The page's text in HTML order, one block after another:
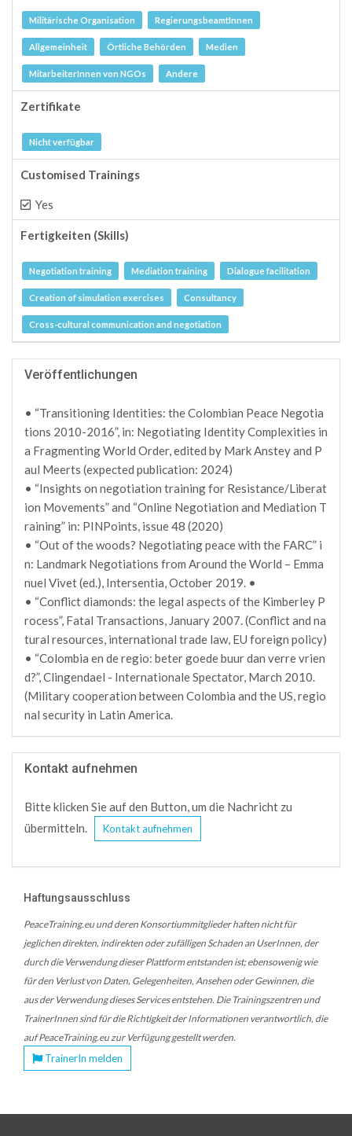
Militärische Organisation RegierungsbeamtInnen
Allgemeinheit Örtliche Behörden Medien
MitarbeiterInnen von NGOs Andere
Zertifikate
Nicht verfügbar
Customised Trainings
Yes
Fertigkeiten (Skills)
Negotiation training Mediation training Dialogue facilitation
Creation of simulation exercises Consultancy
Cross-cultural communication and negotiation
Veröffentlichungen
• “Transitioning Identities: the Colombian Peace Negotia
tions 2010-2016”, in: Negotiating Identity Complexities in
a Fragmenting World Order, edited by Mark Anstey and P
aul Meerts (expected publication: 2024)
• “Insights on negotiation training for Resistance/Liberat
ion Movements” and “Online Negotiation and Mediation T
raining” in: PINPoints, issue 48 (2020)
• “Out of the woods? Negotiating peace with the FARC” i
n: Landmark Negotiations from Around the World – Emma
nuel Vivet (ed.), Intersentia, October 2019. •
• “Conflict diamonds: the legal aspects of the Kimberley P
rocess”, Fatal Transactions, January 2007. (Conflict and na
tural resources, international trade law, EU foreign policy)
• “Colombia en de regio: beter goede buur dan verre vrien
d?”, Clingendael - Internationale Spectator, March 2010.
(Military cooperation between Colombia and the US, regio
nal security in Latin America.
Kontakt aufnehmen
Bitte klicken Sie auf den Button, um die Nachricht zu
übermitteln.
Kontakt aufnehmen
Haftungsausschluss
PeaceTraining.eu und deren Konsortiummitglieder haften nicht für
jeglichen direkten, indirekten oder zufälligen Schaden an UserInnen, der
durch die Verwendung dieser Plattform entstanden ist; ebensowenig wie
für den Verlust von Daten, Gelegenheiten, Ansehen oder Gewinnen, die
aus der Verwendung dieses Services entstehen. Die Trainingszentren und
TrainerInnen sind für die Richtigkeit der Informationen verantwortlich, die
auf PeaceTraining.eu zur Verfügung gestellt werden.
TrainerIn melden